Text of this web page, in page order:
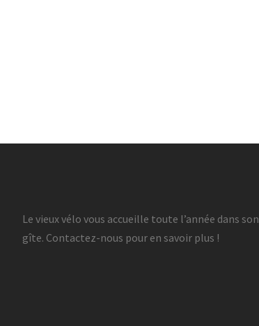
Le vieux vélo vous accueille toute l’année dans son
gîte. Contactez-nous pour en savoir plus !